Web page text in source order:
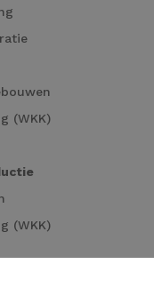
(WKK)
(WKK)